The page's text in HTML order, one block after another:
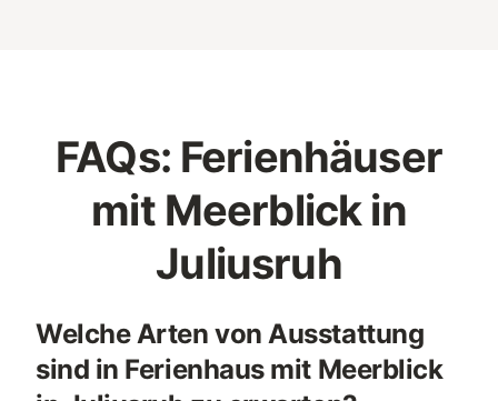
FAQs: Ferienhäuser
mit Meerblick in
Juliusruh
Welche Arten von Ausstattung
sind in Ferienhaus mit Meerblick